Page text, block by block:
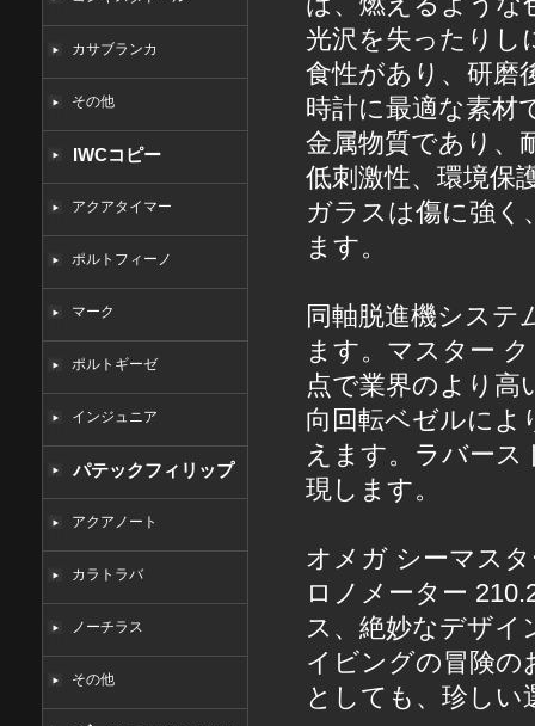
カサブランカ
その他
IWCコピー
アクアタイマー
ポルトフィーノ
マーク
ポルトギーゼ
インジュニア
パテックフィリップ
コピーアクアノート
カラトラバ
ノーチラス
その他
光沢を失ったりし
食性があり、研磨
時計に最適な素材
金属物質であり、
低刺激性、環境保
ガラスは傷に強く
ます。
同軸脱進機システ
ます。マスター
点で業界のより高
向回転ベゼルによ
えます。ラバー
現します。
オメガ シーマス
ロノメーター
ス、絶妙なデザイ
イビングの冒険
としても、珍しい